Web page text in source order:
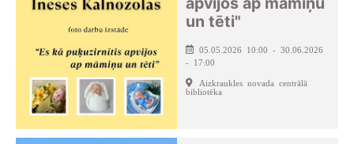
un tēti"
05.05.2026 10:00 - 30.06.2026
- 17:00
Aizkraukles novada centrālā
bibliotēka